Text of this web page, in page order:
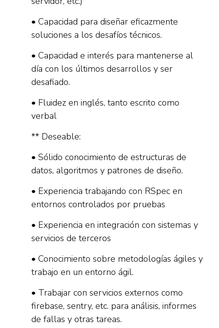
• Capacidad para diseñar eficazmente
soluciones a los desafíos técnicos.
• Capacidad e interés para mantenerse al
día con los últimos desarrollos y ser
desafiado.
• Fluidez en inglés, tanto escrito como
verbal
** Deseable:
• Sólido conocimiento de estructuras de
datos, algoritmos y patrones de diseño.
• Experiencia trabajando con RSpec en
entornos controlados por pruebas
• Experiencia en integración con sistemas y
servicios de terceros
• Conocimiento sobre metodologías ágiles y
trabajo en un entorno ágil.
• Trabajar con servicios externos como
firebase, sentry, etc. para análisis, informes
de fallas y otras tareas.